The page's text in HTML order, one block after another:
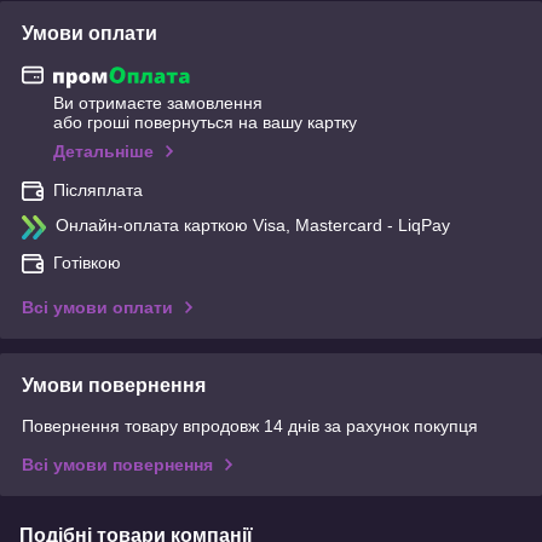
Умови оплати
Ви отримаєте замовлення
або гроші повернуться на вашу картку
Детальніше
Післяплата
Онлайн-оплата карткою Visa, Mastercard - LiqPay
Готівкою
Всі умови оплати
Умови повернення
Повернення товару впродовж 14 днів за рахунок покупця
Всі умови повернення
Подібні товари компанії